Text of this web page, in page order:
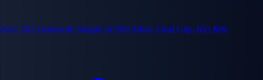
Arco #12 Guerra de Sangre de Mil Años: Final Cap. 655-686